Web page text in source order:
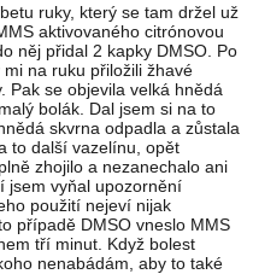
ruky, který se tam držel už
aktivovaného citrónovou
něj přidal 2 kapky DMSO. Po
na ruku přiložili žhavé
Pak se objevila velká hnědá
bolák. Dal jsem si na to
skvrna odpadla a zůstala
to další vazelínu, opět
zhojilo a nezanechalo ani
jsem vyňal upozornění
použití nejeví nijak
případě DMSO vneslo MMS
tří minut. Když bolest
nenabádám, aby to také